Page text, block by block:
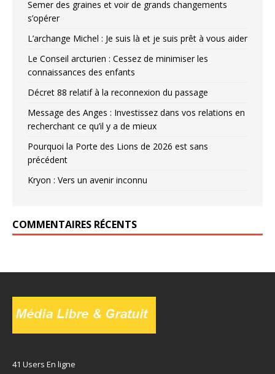
Semer des graines et voir de grands changements
s’opérer
L’archange Michel : Je suis là et je suis prêt à vous aider
Le Conseil arcturien : Cessez de minimiser les
connaissances des enfants
Décret 88 relatif à la reconnexion du passage
Message des Anges : Investissez dans vos relations en
recherchant ce qu’il y a de mieux
Pourquoi la Porte des Lions de 2026 est sans
précédent
Kryon : Vers un avenir inconnu
COMMENTAIRES RÉCENTS
41 Users En ligne